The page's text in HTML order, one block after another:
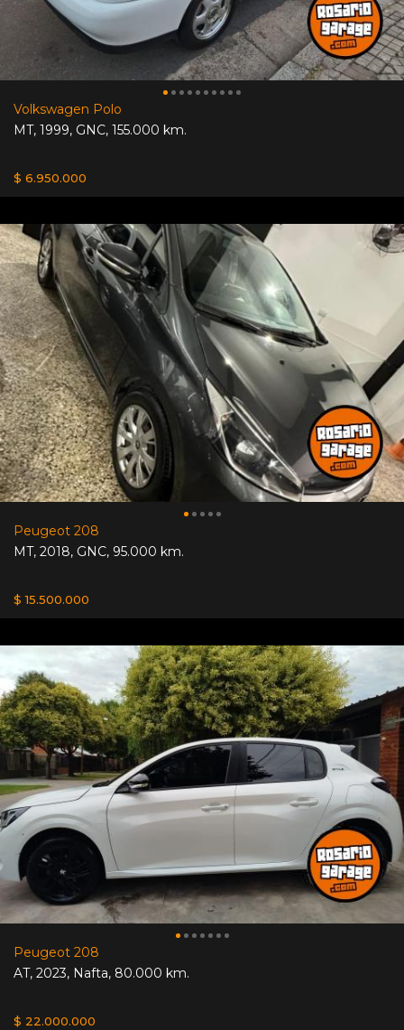
Volkswagen Polo
MT, 1999, GNC, 155.000 km.
$ 6.950.000
Peugeot 208
MT, 2018, GNC, 95.000 km.
$ 15.500.000
Peugeot 208
AT, 2023, Nafta, 80.000 km.
$ 22.000.000